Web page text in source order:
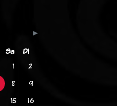
Sa
Di
1
2
8
9
15
16